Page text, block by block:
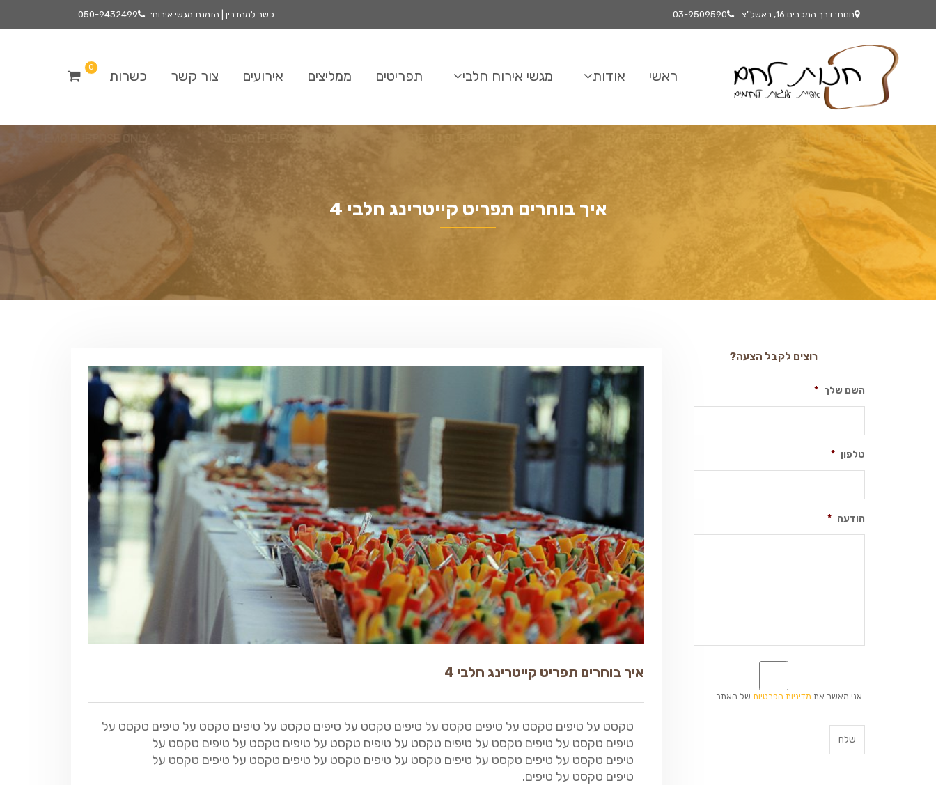
כשר למהדרין | הזמנת מגשי אירוח: 050-9432499 חנות: דרך המכבים 16, ראשל"צ 03-9509590
ראשי אודות מגשי אירוח חלבי תפריטים ממליצים אירועים צור קשר כשרות
0
איך בוחרים תפריט קייטרינג חלבי 4
איך בוחרים תפריט קייטרינג חלבי 4
טקסט על טיפים טקסט על טיפים טקסט על טיפים טקסט על טיפים טקסט על טיפים טקסט על טיפים טקסט על
טיפים טקסט על טיפים טקסט על טיפים טקסט על טיפים טקסט על טיפים טקסט על טיפים טקסט על
טיפים טקסט על טיפים טקסט על טיפים טקסט על טיפים טקסט על טיפים טקסט על טיפים טקסט על
טיפים טקסט על טיפים.
רוצים לקבל הצעה?
השם שלך *
טלפון *
הודעה *
אני מאשר את מדיניות הפרטיות של האתר